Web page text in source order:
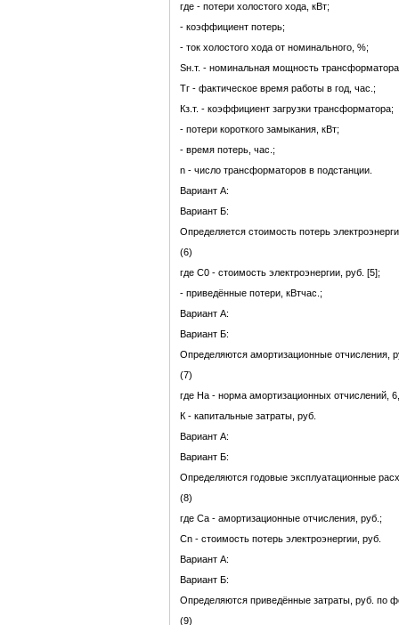
где - потери холостого хода, кВт;
- коэффициент потерь;
- ток холостого хода от номинального, %;
Sн.т. - номинальная мощность
Тг - фактическое время работы в год, час.;
Кз.т. - коэффициент загрузки трансформатора;
- потери короткого замыкания, кВт;
- время потерь, час.;
n - число трансформаторов в подстанции.
Вариант А:
Вариант Б:
Определяется стоимость потерь
(6)
где С0 - стоимость электроэнергии, руб. [5];
- приведённые потери, кВтчас.;
Вариант А:
Вариант Б:
Определяются амортизационные отчисления,
(7)
где На - норма амортизационных отчислений,
К - капитальные затраты, руб.
Вариант А:
Вариант Б:
Определяются годовые эксплуатационные
(8)
где Са - амортизационные отчисления, руб.;
Сn - стоимость потерь электроэнергии, руб.
Вариант А:
Вариант Б:
Определяются приведённые затраты, руб. по
(9)